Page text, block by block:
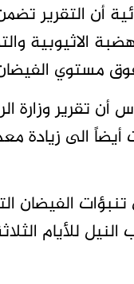
أن
الاثيوبية
فوق مستوي
تقرير وزارة
أيضاً الى
الفيضان
للأيام